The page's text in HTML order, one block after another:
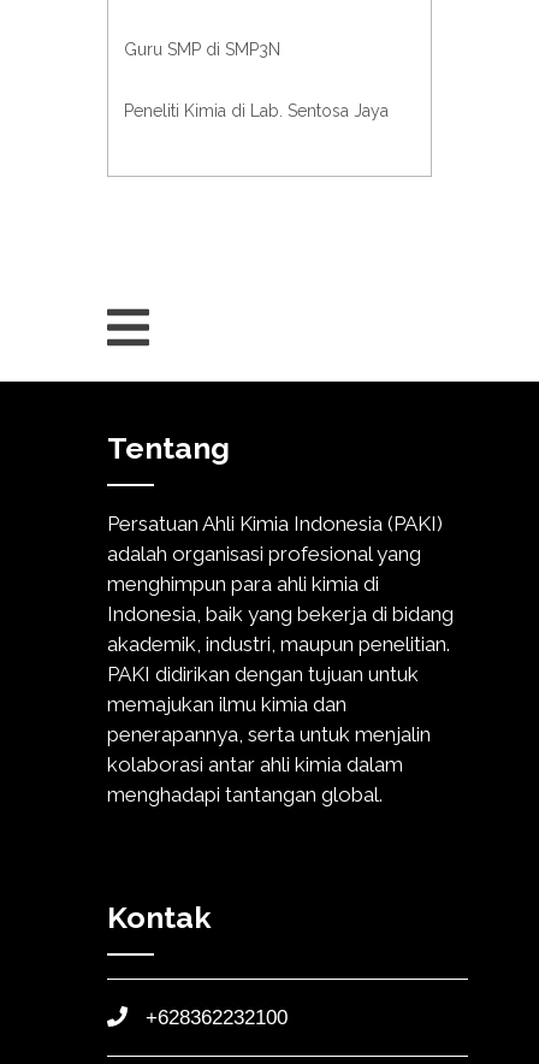
Guru SMP di SMP3N
Peneliti Kimia di Lab. Sentosa Jaya
Tentang
Persatuan Ahli Kimia Indonesia (PAKI)
adalah organisasi profesional yang
menghimpun para ahli kimia di
Indonesia, baik yang bekerja di bidang
akademik, industri, maupun penelitian.
PAKI didirikan dengan tujuan untuk
memajukan ilmu kimia dan
penerapannya, serta untuk menjalin
kolaborasi antar ahli kimia dalam
menghadapi tantangan global.
Kontak
+628362232100